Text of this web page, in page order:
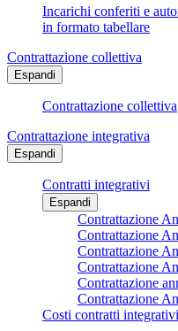
Incarichi conferiti e
in formato tabellare
Contrattazione collettiva
Espandi
Contrattazione collettiva
Contrattazione integrativa
Espandi
Contratti integrativi
Espandi
Contrattazione
Contrattazione
Contrattazione
Contrattazione
Contrattazione
Contrattazione
Costi contratti integrativi